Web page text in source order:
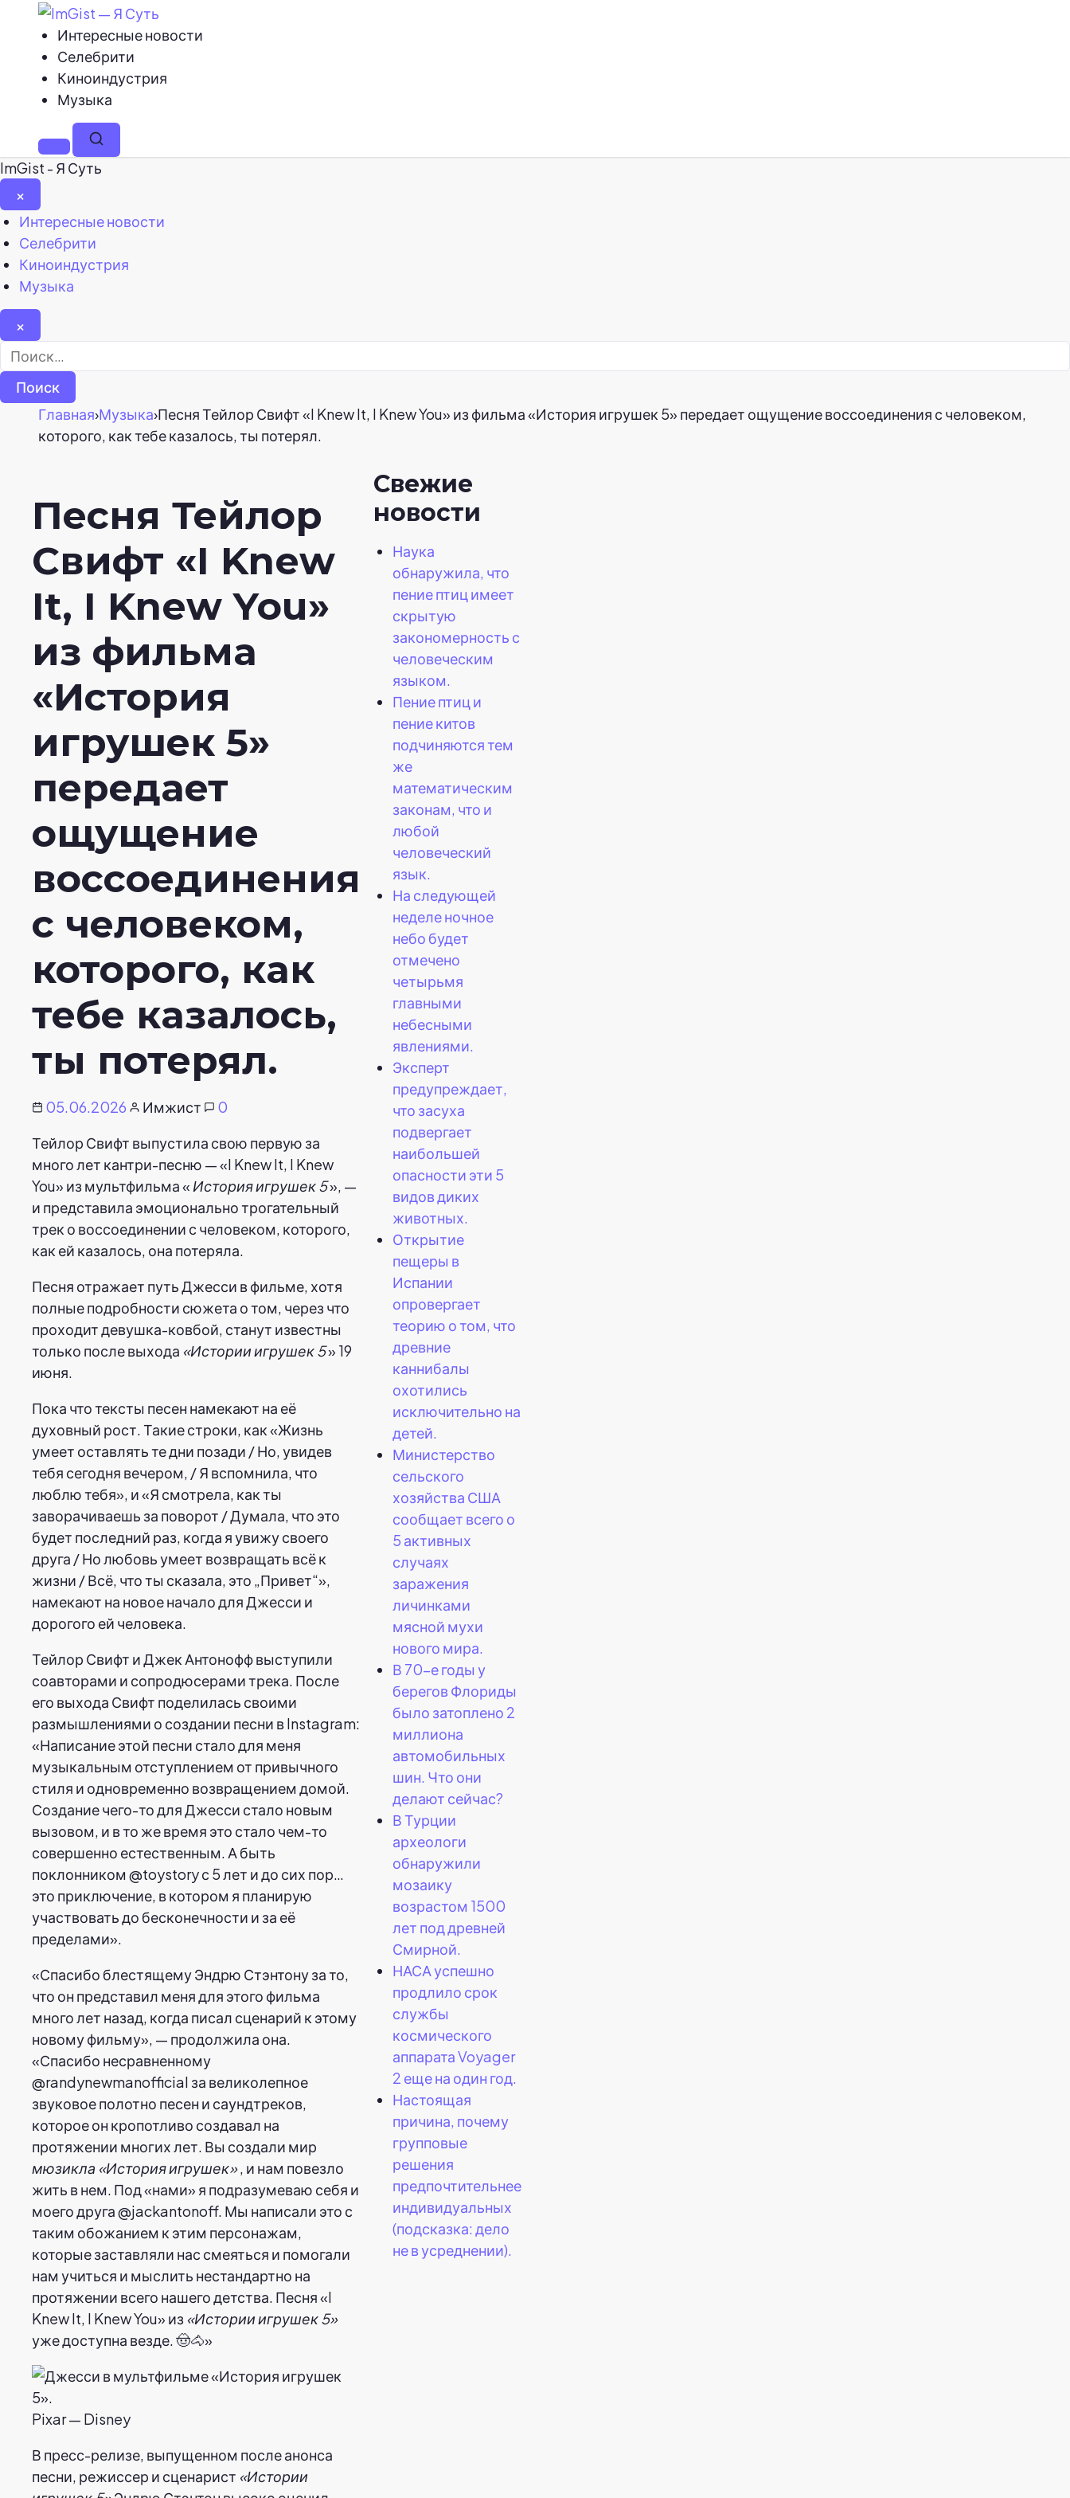
Интересные новости
Селебрити
Киноиндустрия
Музыка
МенюПоиск
ImGist - Я Суть
×
Закрыть
меню
Интересные новости
Селебрити
Киноиндустрия
Музыка
×
Найти:
Главная›Музыка›Песня Тейлор Свифт «I Knew It, I Knew You» из фильма «История игрушек 5» передает ощущение воссоединения с человеком,
которого, как тебе казалось, ты потерял.
Песня Тейлор
Свифт «I Knew
It, I Knew You»
из фильма
«История
игрушек 5»
передает
ощущение
воссоединения
с человеком,
которого, как
тебе казалось,
ты потерял.
05.06.2026 Имжист
0
Тейлор Свифт выпустила свою первую за
много лет кантри-песню — «I Knew It, I Knew
You» из мультфильма « История игрушек 5», —
и представила эмоционально трогательный
трек о воссоединении с человеком, которого,
как ей казалось, она потеряла.
Песня отражает путь Джесси в фильме, хотя
полные подробности сюжета о том, через что
проходит девушка-ковбой, станут известны
только после выхода «Истории игрушек 5» 19
июня.
Пока что тексты песен намекают на её
духовный рост. Такие строки, как «Жизнь
умеет оставлять те дни позади / Но, увидев
тебя сегодня вечером, / Я вспомнила, что
люблю тебя», и «Я смотрела, как ты
заворачиваешь за поворот / Думала, что это
будет последний раз, когда я увижу своего
друга / Но любовь умеет возвращать всё к
жизни / Всё, что ты сказала, это „Привет“»,
намекают на новое начало для Джесси и
дорогого ей человека.
Тейлор Свифт и Джек Антонофф выступили
соавторами и сопродюсерами трека. После
его выхода Свифт поделилась своими
размышлениями о создании песни в Instagram:
«Написание этой песни стало для меня
музыкальным отступлением от привычного
стиля и одновременно возвращением домой.
Создание чего-то для Джесси стало новым
вызовом, и в то же время это стало чем-то
совершенно естественным. А быть
поклонником @toystory с 5 лет и до сих пор…
это приключение, в котором я планирую
участвовать до бесконечности и за её
пределами».
«Спасибо блестящему Эндрю Стэнтону за то,
что он представил меня для этого фильма
много лет назад, когда писал сценарий к этому
новому фильму», — продолжила она.
«Спасибо несравненному
@randynewmanofficial за великолепное
звуковое полотно песен и саундтреков,
которое он кропотливо создавал на
протяжении многих лет. Вы создали мир
мюзикла «История игрушек», и нам повезло
жить в нем. Под «нами» я подразумеваю себя и
моего друга @jackantonoff. Мы написали это с
таким обожанием к этим персонажам,
которые заставляли нас смеяться и помогали
нам учиться и мыслить нестандартно на
протяжении всего нашего детства. Песня «I
Knew It, I Knew You» из «Истории игрушек 5»
уже доступна везде. 🤠🐴»
Pixar — Disney
В пресс-релизе, выпущенном после анонса
песни, режиссер и сценарист «Истории
Свежие
новости
Наука
обнаружила, что
пение птиц имеет
скрытую
закономерность с
человеческим
языком.
Пение птиц и
пение китов
подчиняются тем
же
математическим
законам, что и
любой
человеческий
язык.
На следующей
неделе ночное
небо будет
отмечено
четырьмя
главными
небесными
явлениями.
Эксперт
предупреждает,
что засуха
подвергает
наибольшей
опасности эти 5
видов диких
животных.
Открытие
пещеры в
Испании
опровергает
теорию о том, что
древние
каннибалы
охотились
исключительно на
детей.
Министерство
сельского
хозяйства США
сообщает всего о
5 активных
случаях
заражения
личинками
мясной мухи
нового мира.
В 70-е годы у
берегов Флориды
было затоплено 2
миллиона
автомобильных
шин. Что они
делают сейчас?
В Турции
археологи
обнаружили
мозаику
возрастом 1500
лет под древней
Смирной.
НАСА успешно
продлило срок
службы
космического
аппарата Voyager
2 еще на один год.
Настоящая
причина, почему
групповые
решения
предпочтительнее
индивидуальных
(подсказка: дело
не в усреднении).